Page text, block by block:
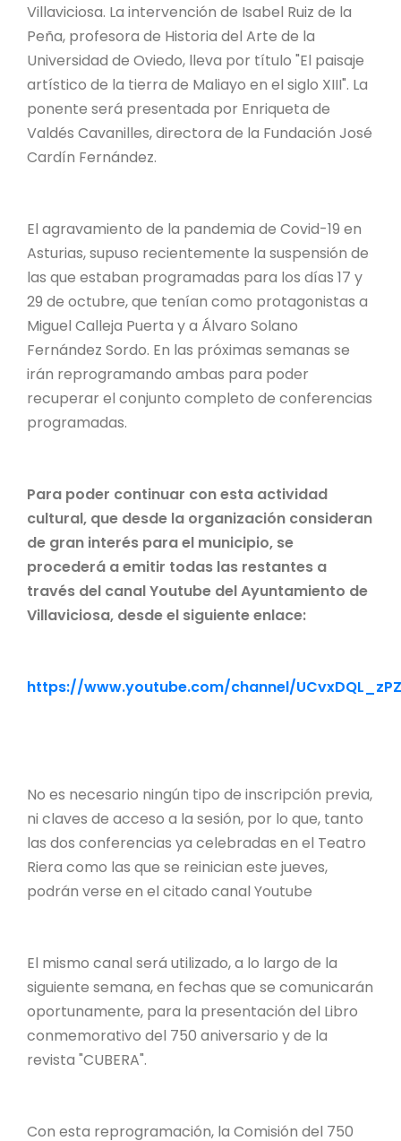
Villaviciosa. La intervención de Isabel Ruiz de la
Peña, profesora de Historia del Arte de la
Universidad de Oviedo, lleva por título "El paisaje
artístico de la tierra de Maliayo en el siglo XIII". La
ponente será presentada por Enriqueta de
Valdés Cavanilles, directora de la Fundación José
Cardín Fernández.
El agravamiento de la pandemia de Covid-19 en
Asturias, supuso recientemente la suspensión de
las que estaban programadas para los días 17 y
29 de octubre, que tenían como protagonistas a
Miguel Calleja Puerta y a Álvaro Solano
Fernández Sordo. En las próximas semanas se
irán reprogramando ambas para poder
recuperar el conjunto completo de conferencias
programadas.
Para poder continuar con esta actividad
cultural, que desde la organización consideran
de gran interés para el municipio, se
procederá a emitir todas las restantes a
través del canal Youtube del Ayuntamiento de
Villaviciosa, desde el siguiente enlace:
https://www.youtube.com/channel/
No es necesario ningún tipo de inscripción previa,
ni claves de acceso a la sesión, por lo que, tanto
las dos conferencias ya celebradas en el Teatro
Riera como las que se reinician este jueves,
podrán verse en el citado canal Youtube
El mismo canal será utilizado, a lo largo de la
siguiente semana, en fechas que se comunicarán
oportunamente, para la presentación del Libro
conmemorativo del 750 aniversario y de la
revista "CUBERA".
Con esta reprogramación, la Comisión del 750